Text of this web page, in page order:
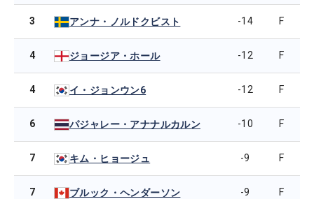
3 アンナ・ノルドクビスト -14 F
4 ジョージア・ホール -12 F
4 イ・ジョンウン6 -12 F
6 パジャレー・アナナルカルン -10 F
7 キム・ヒョージュ -9 F
7 ブルック・ヘンダーソン -9 F